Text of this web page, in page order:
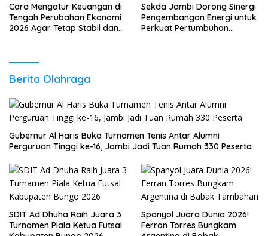
Cara Mengatur Keuangan di
Tengah Perubahan Ekonomi
2026 Agar Tetap Stabil dan
Sekda Jambi Dorong Sinergi
Pengembangan Energi untuk
Perkuat Pertumbuhan
Berita Olahraga
Gubernur Al Haris Buka Turnamen Tenis Antar Alumni
Perguruan Tinggi ke-16, Jambi Jadi Tuan Rumah 330 Peserta
SDIT Ad Dhuha Raih Juara 3
Turnamen Piala Ketua Futsal
Spanyol Juara Dunia 2026!
Ferran Torres Bungkam